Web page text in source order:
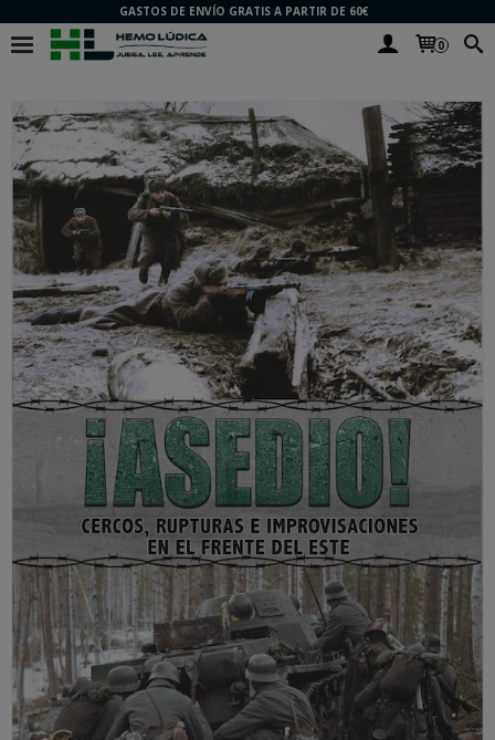
GASTOS DE ENVÍO GRATIS A PARTIR DE 60€
0